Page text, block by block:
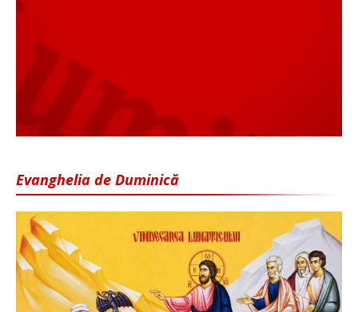
Evanghelia de Duminică